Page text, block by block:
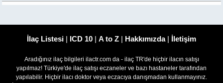
İlaç Listesi | ICD 10 | A to Z | Hakkımızda| İletişim
Aradığınız ilaç bilgileri ilactr.com da - ilaç TR'de hiçbir ilacın satışı
yapılmaz! Türkiye'de ilaç satışı eczaneler ve bazı hastaneler tarafından
yapılabilir. Hiçbir ilacı doktor veya eczacıya danışmadan kullanmayınız.